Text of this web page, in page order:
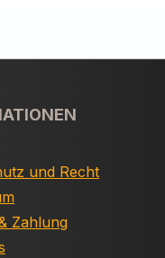
und Recht
Zahlung